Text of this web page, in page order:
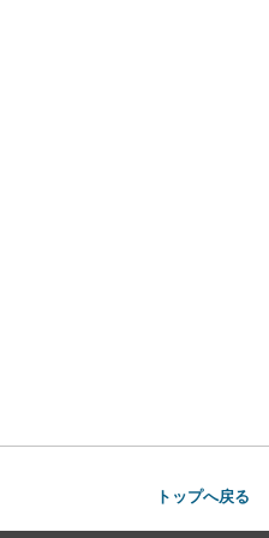
トップへ戻る